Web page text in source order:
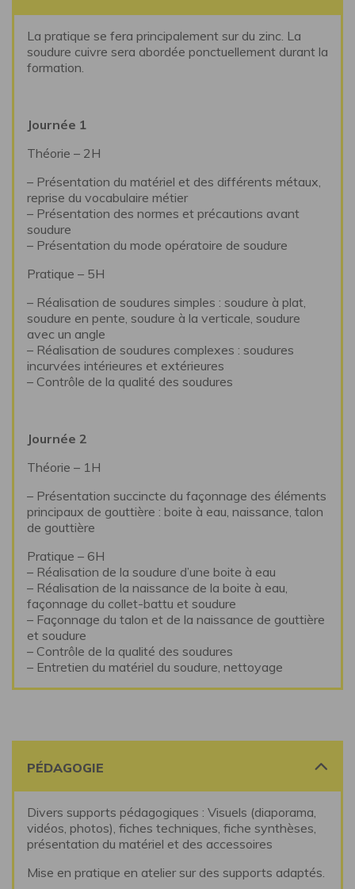
La pratique se fera principalement sur du zinc. La
soudure cuivre sera abordée ponctuellement durant la
formation.
Journée 1
Théorie – 2H
– Présentation du matériel et des différents métaux,
reprise du vocabulaire métier
– Présentation des normes et précautions avant
soudure
– Présentation du mode opératoire de soudure
Pratique – 5H
– Réalisation de soudures simples : soudure à plat,
soudure en pente, soudure à la verticale, soudure
avec un angle
– Réalisation de soudures complexes : soudures
incurvées intérieures et extérieures
– Contrôle de la qualité des soudures
Journée 2
Théorie – 1H
– Présentation succincte du façonnage des éléments
principaux de gouttière : boite à eau, naissance, talon
de gouttière
Pratique – 6H
– Réalisation de la soudure d’une boite à eau
– Réalisation de la naissance de la boite à eau,
façonnage du collet-battu et soudure
– Façonnage du talon et de la naissance de gouttière
et soudure
– Contrôle de la qualité des soudures
– Entretien du matériel du soudure, nettoyage
PÉDAGOGIE
Divers supports pédagogiques : Visuels (diaporama,
vidéos, photos), fiches techniques, fiche synthèses,
présentation du matériel et des accessoires
Mise en pratique en atelier sur des supports adaptés.